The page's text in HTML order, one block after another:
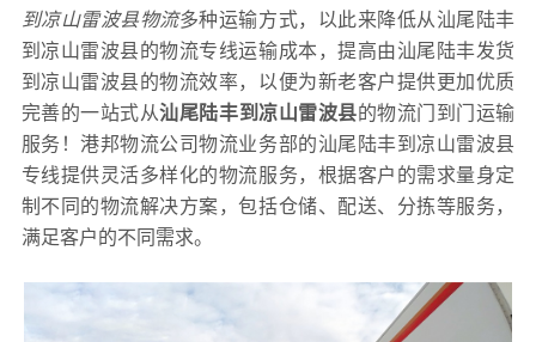
到凉山雷波县物流多种运输方式，以此来降低从汕尾陆丰
到凉山雷波县的物流专线运输成本，提高由汕尾陆丰发货
到凉山雷波县的物流效率，以便为新老客户提供更加优质
完善的一站式从汕尾陆丰到凉山雷波县的物流门到门运输
服务！港邦物流公司物流业务部的汕尾陆丰到凉山雷波县
专线提供灵活多样化的物流服务，根据客户的需求量身定
制不同的物流解决方案，包括仓储、配送、分拣等服务，
满足客户的不同需求。